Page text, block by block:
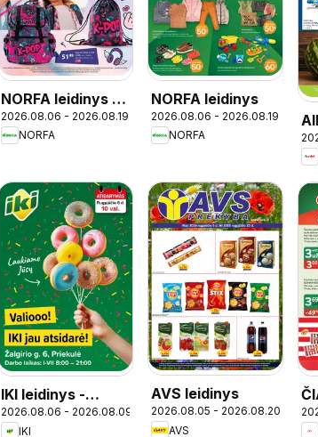
NORFA leidinys -
Mokykla
2026.08.06 - 2026.08.19
NORFA
NORFA leidinys
2026.08.06 - 2026.08.19
NORFA
IKI leidinys -
Specialūs
2026.08.06 - 2026.08.09
IKI
AVS leidinys
2026.08.05 - 2026.08.20
AVS